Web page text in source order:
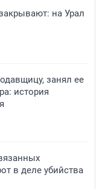
на Урал
занял ее
история
в деле убийства